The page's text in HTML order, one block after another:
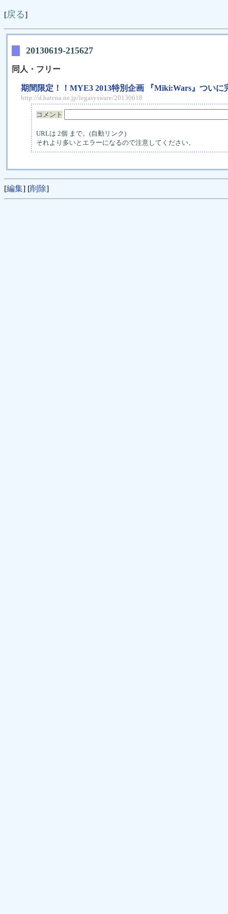
[戻る]
20130619-215627
同人・フリー
期間限定！！MYE3 2013特別企画 『Miki:Wars』ついに
http://d.hatena.ne.jp/legasysware/20130618
コメント
URLは 2個 まで。(自動リンク)
それより多いとエラーになるので注意してください。
[編集] [削除]